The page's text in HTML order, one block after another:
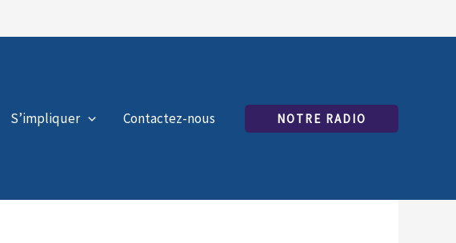
S’impliquer Contactez-nous NOTRE RADIO